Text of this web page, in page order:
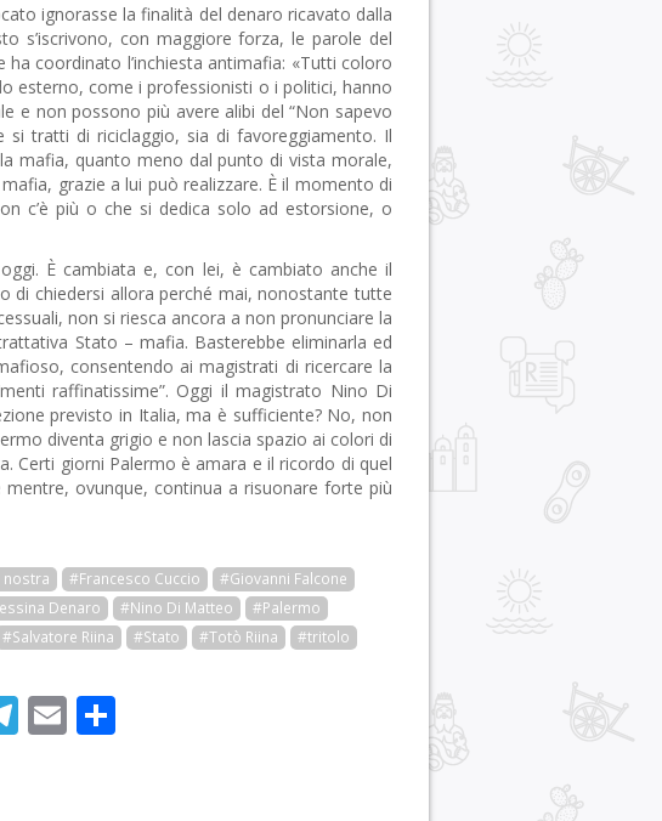
ignorasse la finalità del denaro ricavato dalla
s’iscrivono, con maggiore forza, le parole del
coordinato l’inchiesta antimafia: «Tutti coloro
esterno, come i professionisti o i politici, hanno
e non possono più avere alibi del “Non sapevo
si tratti di riciclaggio, sia di favoreggiamento. Il
mafia, quanto meno dal punto di vista morale,
grazie a lui può realizzare. È il momento di
c’è più o che si dedica solo ad estorsione, o
È cambiata e, con lei, è cambiato anche il
di chiedersi allora perché mai, nonostante tutte
non si riesca ancora a non pronunciare la
Stato – mafia. Basterebbe eliminarla ed
consentendo ai magistrati di ricercare la
raffinatissime”. Oggi il magistrato Nino Di
previsto in Italia, ma è sufficiente? No, non
diventa grigio e non lascia spazio ai colori di
Certi giorni Palermo è amara e il ricordo di quel
ovunque, continua a risuonare forte più
nostra #Francesco Cuccio
#Giovanni Falcone
Denaro #Nino Di Matteo
#Palermo
#Salvatore Riina #Stato #Totò Riina
#tritolo
Telegram
Email